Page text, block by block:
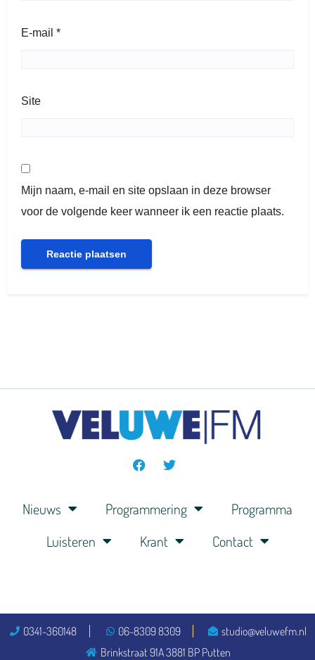
E-mail *
Site
Mijn naam, e-mail en site opslaan in deze browser
voor de volgende keer wanneer ik een reactie plaats.
Nieuws Programmering
Programma
Luisteren
Krant Contact
0341-360148 06-8309 8309
studio@veluwefm.nl
Brinkstraat 91A 3881 BP Putten